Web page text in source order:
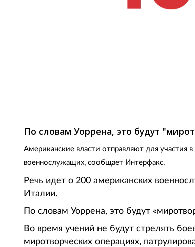
По словам Уоррена, это будут
Американские власти отправляют для участия
военнослужащих, сообщает Интерфакс.
Речь идет о 200 американских
Италии.
По словам Уоррена, это будут
Во время учений не будут стрелять
миротворческих операциях,